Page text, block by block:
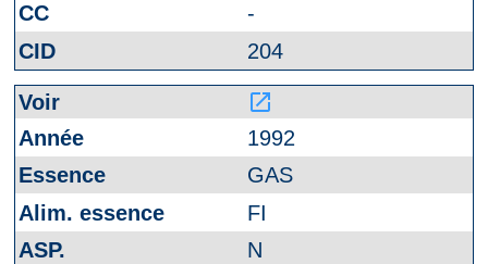
-
204
launch
1992
GAS
FI
N